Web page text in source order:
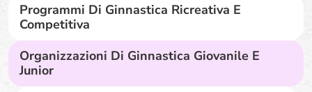
Programmi Di Ginnastica Ricreativa E
Competitiva
Organizzazioni Di Ginnastica Giovanile E
Junior